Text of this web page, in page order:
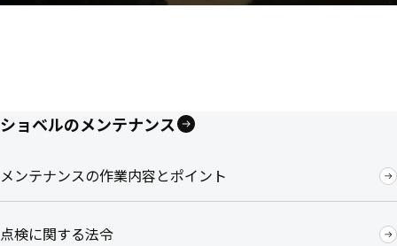
ショベルのメンテナンス
メンテナンスの作業内容とポイント
点検に関する法令